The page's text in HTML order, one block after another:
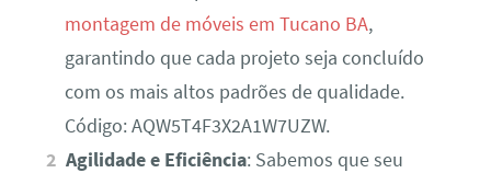
montagem de móveis em Tucano BA,
garantindo que cada projeto seja concluído
com os mais altos padrões de qualidade.
Código: AQW5T4F3X2A1W7UZW.
Agilidade e Eficiência: Sabemos que seu